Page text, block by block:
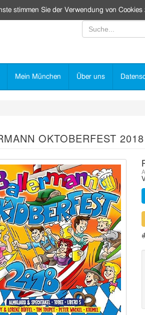
Mein München Über uns
OKTOBERFEST 2018
stimmen Sie der Verwendung von Cookies